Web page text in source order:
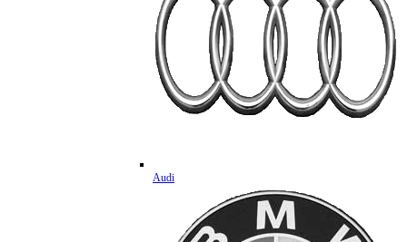
Audi